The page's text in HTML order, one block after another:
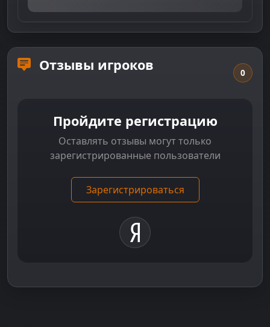
Отзывы игроков 0
Пройдите регистрацию
Оставлять отзывы могут только
зарегистрированные пользователи
Зарегистрироваться